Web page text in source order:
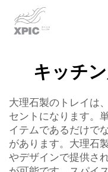
キッチ
大理石製のトレイは
セントになります。
イテムであるだけで
があります。大理石
やデザインで提供さ